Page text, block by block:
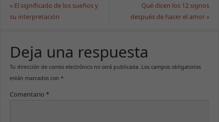
«El significado de los sueños y
su interpretación
Qué dicen los 12 signos
después de hacer el amor »
Deja una respuesta
Tu dirección de correo electrónico no será publicada. Los campos obligatorios
están marcados con *
Comentario *
Estadísticas
Para que
podamos
y estructura
de la web, en
se use.